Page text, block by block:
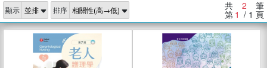
孩：黎曼猜想
偉大的迷走神經
顯示 排序 共 2 筆
第 1 / 1 頁